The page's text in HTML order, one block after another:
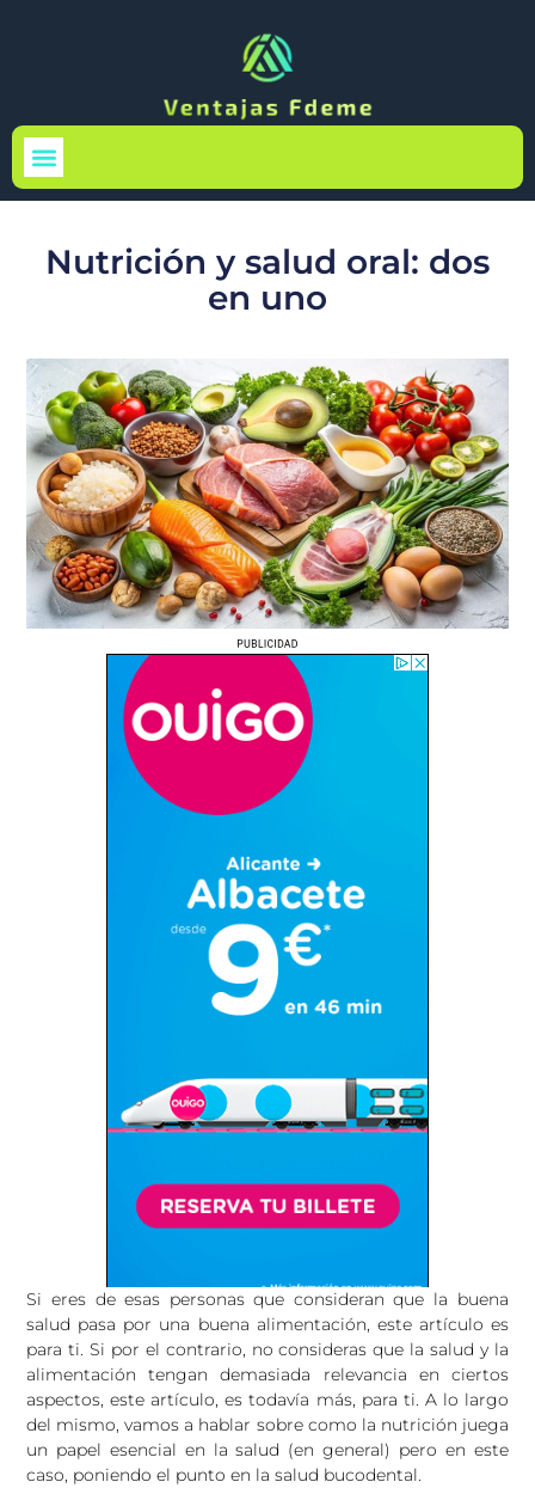
Nutrición y salud oral: dos
en uno
Si eres de esas personas que consideran que la buena
salud pasa por una buena alimentación, este artículo es
para ti. Si por el contrario, no consideras que la salud y la
alimentación tengan demasiada relevancia en ciertos
aspectos, este artículo, es todavía más, para ti. A lo largo
del mismo, vamos a hablar sobre como la nutrición juega
un papel esencial en la salud (en general) pero en este
caso, poniendo el punto en la salud bucodental.